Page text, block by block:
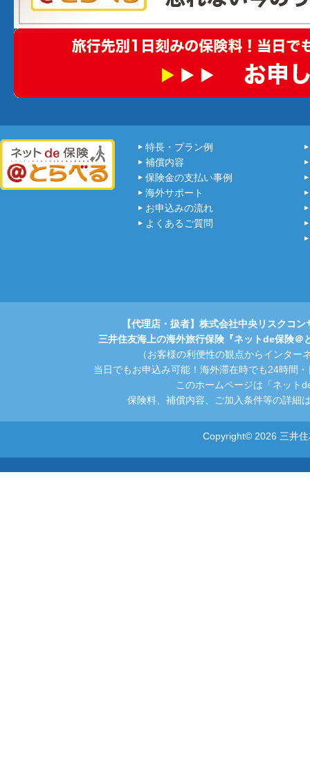
特長・プラン例
補償内容
保険金の支払い事例
海外サポート
お申込みの流れ
よくあるご質問
【代理店・扱者】株式会社中央リスクコ
三井住友海上の海外旅行保険『ネットde保険
（お客様の利便性の観点からインタ
当日でもお申込み可能！海外滞在時でも24時間
このホームページは「ネット
保険料、補償内容、ご加入条件等の詳細
Copyright© 2026 三井